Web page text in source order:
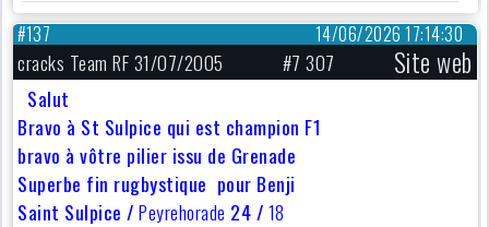
14/06/2026 17:14:30
#137
cracks Team RF 31/07/2005 #7 307 Site web
Salut
Bravo à St Sulpice qui est champion F1
bravo à vôtre pilier issu de Grenade
Superbe fin rugbystique pour Benji
Saint Sulpice /Peyrehorade 24 /18